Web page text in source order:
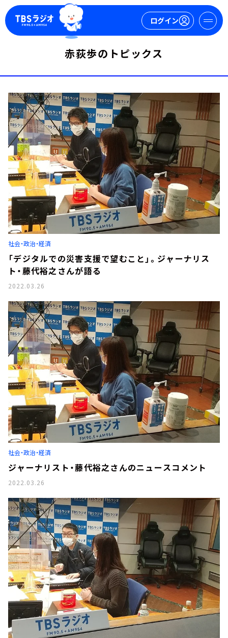
ログイン
今日の番組表
週間番組表
トピックス
TBS Podcast
お知らせ
イベント・グッズ
YouTube
会社情報
赤荻歩のトピックス
社会・政治・経済
「デジタルでの災害支援で望むこと」。ジャーナリス
ト・藤代裕之さんが語る
2022.03.26
社会・政治・経済
ジャーナリスト・藤代裕之さんのニュースコメント
2022.03.26